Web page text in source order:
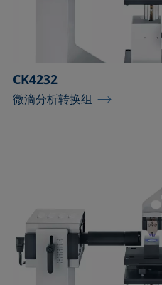
CK4232
微滴分析转换组